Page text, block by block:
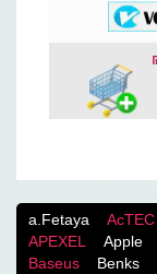
a.Fetaya AcTEC
APEXEL
Apple
Baseus
Benks